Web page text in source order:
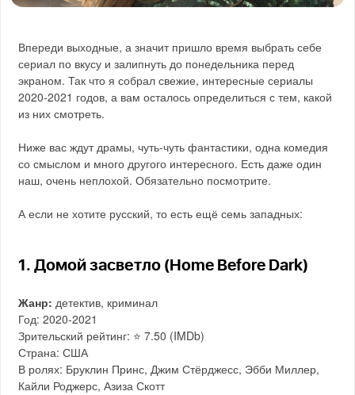
Впереди выходные, а значит пришло время выбрать себе
сериал по вкусу и залипнуть до понедельника перед
экраном. Так что я собрал свежие, интересные сериалы
2020-2021 годов, а вам осталось определиться с тем, какой
из них смотреть.
Ниже вас ждут драмы, чуть-чуть фантастики, одна комедия
со смыслом и много другого интересного. Есть даже один
наш, очень неплохой. Обязательно посмотрите.
А если не хотите русский, то есть ещё семь западных:
1. Домой засветло (Home Before Dark)
Жанр: детектив, криминал
Год: 2020-2021
Зрительский рейтинг: ⭐️ 7.50 (IMDb)
Страна: США
В ролях: Бруклин Принс, Джим Стёрджесс, Эбби Миллер,
Кайли Роджерс, Азиза Скотт